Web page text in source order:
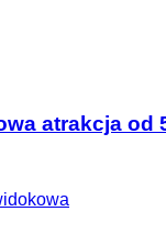
atrakcja od